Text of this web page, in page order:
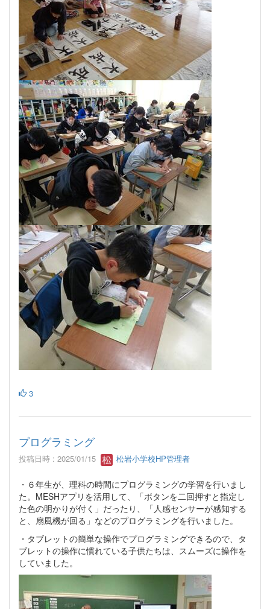
3
プログラミング
投稿日時 : 2025/01/15 松岩小学校HP管理者
・６年生が、理科の時間にプログラミングの学習を行いまし
た。MESHアプリを活用して、「ボタンを二回押すと指定し
た色の明かりが付く」だったり、「人感センサーが感知する
と、扇風機が回る」などのプログラミングを行いました。
・タブレットの簡単な操作でプログラミングできるので、タ
ブレットの操作に慣れている子供たちは、スムーズに操作を
していました。